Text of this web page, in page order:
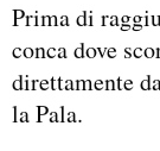
Prima di
conca dove
direttamente
la Pala.